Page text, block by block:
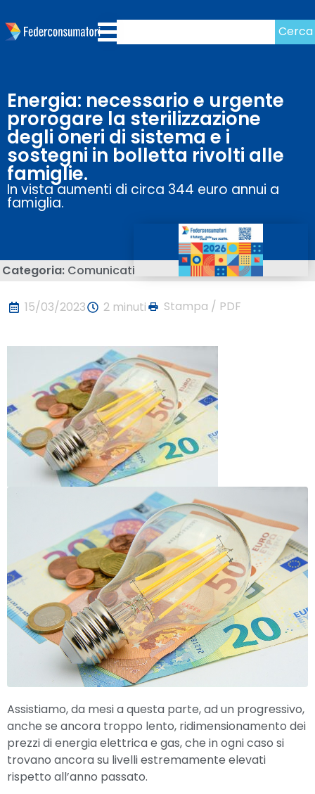
Cerca
Energia: necessario e urgente
prorogare la sterilizzazione
degli oneri di sistema e i
sostegni in bolletta rivolti alle
famiglie.
In vista aumenti di circa 344 euro annui a
famiglia.
Categoria: Comunicati
15/03/2023 2 minuti Stampa / PDF
Assistiamo, da mesi a questa parte, ad un progressivo,
anche se ancora troppo lento, ridimensionamento dei
prezzidi energia elettrica e gas, che in ogni caso si
trovano ancora su livelli estremamente elevati
rispetto all’anno passato.